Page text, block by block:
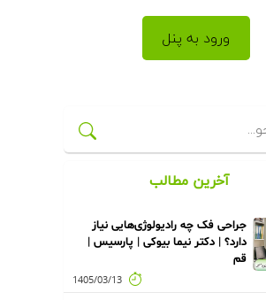
ورود به پنل
آخرین مطالب
جراحی فک چه رادیولوژی‌هایی نیاز
دارد؟ | دکتر نیما بیوکی | پارسیس |
قم
1405/03/13